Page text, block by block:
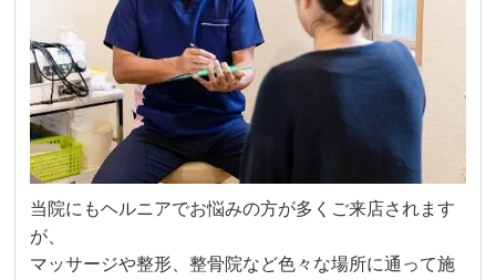
当院にもヘルニアでお悩みの方が多くご来店されます
が、
マッサージや整形、整骨院など色々な場所に通って施